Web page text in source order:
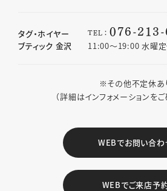
タグ・ホイヤー
ブティック 金沢
TEL： 076-
11:00〜19:00 水曜
※その他不定休あ
（詳細はインフォメーションをご
WEBでお問い合わ
WEBでご来店予